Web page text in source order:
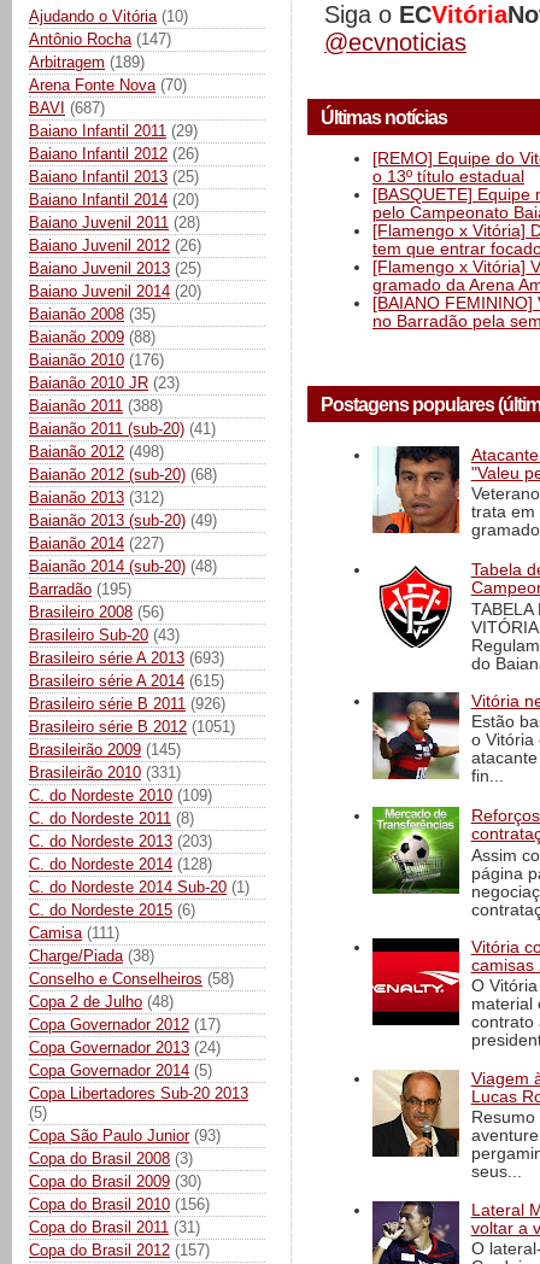
Ajudando o Vitória (10)
Antônio Rocha (147)
Arbitragem (189)
Arena Fonte Nova (70)
BAVI (687)
Baiano Infantil 2011 (29)
Baiano Infantil 2012 (26)
Baiano Infantil 2013 (25)
Baiano Infantil 2014 (20)
Baiano Juvenil 2011 (28)
Baiano Juvenil 2012 (26)
Baiano Juvenil 2013 (25)
Baiano Juvenil 2014 (20)
Baianão 2008 (35)
Baianão 2009 (88)
Baianão 2010 (176)
Baianão 2010 JR (23)
Baianão 2011 (388)
Baianão 2011 (sub-20) (41)
Baianão 2012 (498)
Baianão 2012 (sub-20) (68)
Baianão 2013 (312)
Baianão 2013 (sub-20) (49)
Baianão 2014 (227)
Baianão 2014 (sub-20) (48)
Barradão (195)
Brasileiro 2008 (56)
Brasileiro Sub-20 (43)
Brasileiro série A 2013 (693)
Brasileiro série A 2014 (615)
Brasileiro série B 2011 (926)
Brasileiro série B 2012 (1051)
Brasileirão 2009 (145)
Brasileirão 2010 (331)
C. do Nordeste 2010 (109)
C. do Nordeste 2011 (8)
C. do Nordeste 2013 (203)
C. do Nordeste 2014 (128)
C. do Nordeste 2014 Sub-20 (1)
C. do Nordeste 2015 (6)
Camisa (111)
Charge/Piada (38)
Conselho e Conselheiros (58)
Copa 2 de Julho (48)
Copa Governador 2012 (17)
Copa Governador 2013 (24)
Copa Governador 2014 (5)
Copa Libertadores Sub-20 2013
(5)
Copa São Paulo Junior (93)
Copa do Brasil 2008 (3)
Copa do Brasil 2009 (30)
Copa do Brasil 2010 (156)
Copa do Brasil 2011 (31)
Copa do Brasil 2012 (157)
Siga o ECVitória
@ecvnoticias
Últimas notícias
[REMO] Equipe do
o 13º título estadual
[BASQUETE]
pelo Campeonato
[Flamengo x Vitória]
tem que entrar
[Flamengo x Vitória]
gramado da Arena
[BAIANO
no Barradão pela
Postagens populares
"Valeu
trata em
Tabela
TABELA
do
Vitória
Estão
o Vitória
fin...
Assim
página
Vitória
camisas
O
material
contrato
Viagem
Lucas
seus...
Lateral
voltar a
O